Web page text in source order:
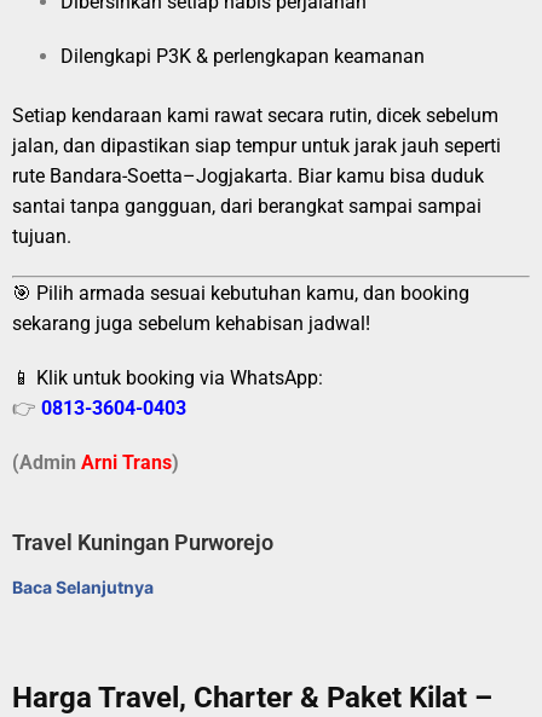
Dilengkapi P3K & perlengkapan keamanan
Setiap kendaraan kami rawat secara rutin, dicek sebelum
jalan, dan dipastikan siap tempur untuk jarak jauh seperti
rute Bandara-Soetta–Jogjakarta. Biar kamu bisa duduk
santai tanpa gangguan, dari berangkat sampai sampai
tujuan.
🎯 Pilih armada sesuai kebutuhan kamu, dan booking
sekarang juga sebelum kehabisan jadwal!
📱 Klik untuk booking via WhatsApp:
👉 0813-3604-0403
(Admin Arni Trans)
Travel Kuningan Purworejo
Baca Selanjutnya
Harga Travel, Charter & Paket Kilat –